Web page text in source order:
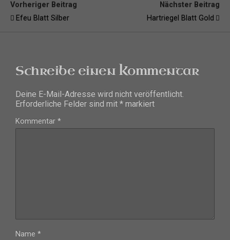
Vorheriger Beitrag
Efeu Blatt Silber
Nächster Beitrag
Hartriegel Blatt Gold
Schreibe einen Kommentar
Deine E-Mail-Adresse wird nicht veröffentlicht.
Erforderliche Felder sind mit * markiert
Kommentar *
Name *